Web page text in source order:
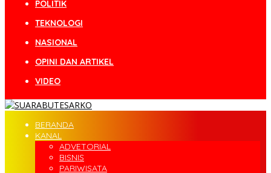
POLITIK
TEKNOLOGI
NASIONAL
OPINI DAN ARTIKEL
VIDEO
BERANDA
KANAL
ADVETORIAL
BISNIS
PARIWISATA